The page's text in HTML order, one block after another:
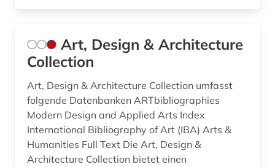
iberoromanistik (1)
inba (1)
indiana (1)
Art, Design & Architecture
Collection
Art, Design & Architecture Collection umfasst
folgende Datenbanken ARTbibliographies
Modern Design and Applied Arts Index
International Bibliography of Art (IBA) Arts &
Humanities Full Text Die Art, Design &
Architecture Collection bietet einen